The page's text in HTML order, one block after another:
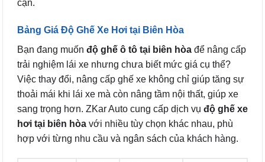
cận.
Bảng Giá Độ Ghế Xe Hơi tại Biên Hòa
Bạn đang muốn độ ghế ô tô tại biên hòa để nâng cấp
trải nghiệm lái xe nhưng chưa biết mức giá cụ thể?
Việc thay đổi, nâng cấp ghế xe không chỉ giúp tăng sự
thoải mái khi lái xe mà còn nâng tầm nội thất, giúp xe
sang trọng hơn. ZKar Auto cung cấp dịch vụ độ ghế xe
hơi tại biên hòa với nhiều tùy chọn khác nhau, phù
hợp với từng nhu cầu và ngân sách của khách hàng.